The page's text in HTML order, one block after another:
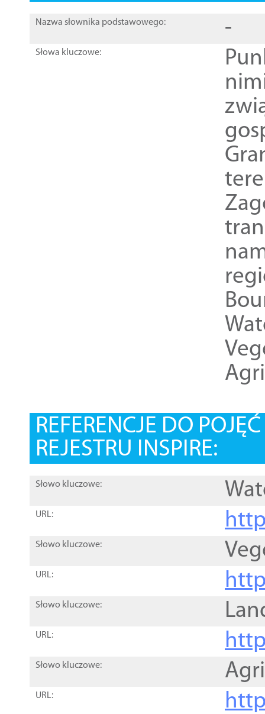
Nazwa słownika podstawowego: -
Słowa kluczowe:
REFERENCJE DO
REJESTRU INSPIRE:
Słowo kluczowe:
URL:
Słowo kluczowe:
URL:
Słowo kluczowe:
URL:
Słowo kluczowe:
URL: